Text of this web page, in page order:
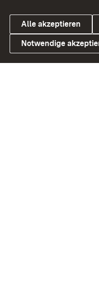
Link zum Landesportal
Alle akzeptieren
Notwendige